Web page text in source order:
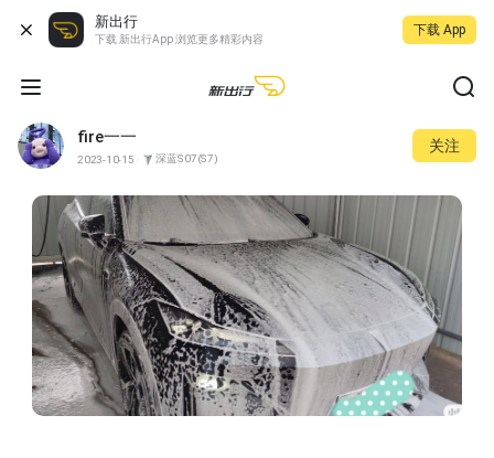
新出行
下载 新出行App 浏览更多精彩内容
下载 App
fire一一
2023-10-15 深蓝S07(S7)
关注